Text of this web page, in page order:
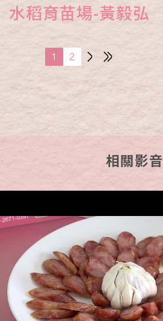
水稻育苗場-黃毅弘
1 2
相關影音